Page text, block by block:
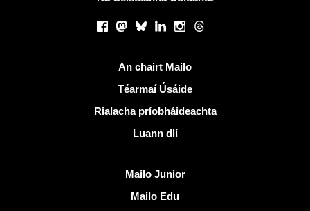
Facebook
Mastodon
BlueskyLinkedInInstagram
Threads
An chairt Mailo
Téarmaí Úsáide
Rialacha príobháideachta
Luann dlí
Mailo Junior
Mailo Edu